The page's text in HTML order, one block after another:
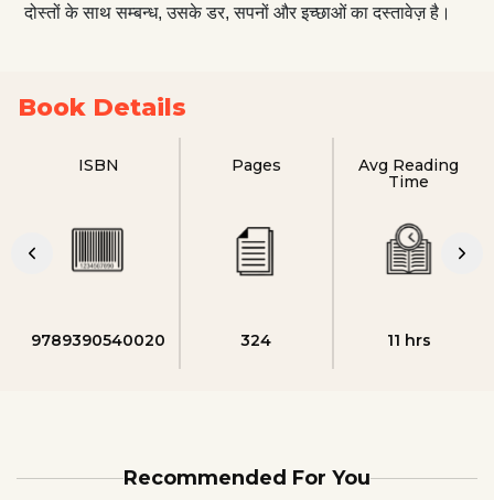
दोस्तों के साथ सम्बन्ध, उसके डर, सपनों और इच्छाओं का दस्तावेज़ है।
Book Details
ISBN
9789390540020
Pages
324
Avg Reading
Time
11 hrs
Recommended For You